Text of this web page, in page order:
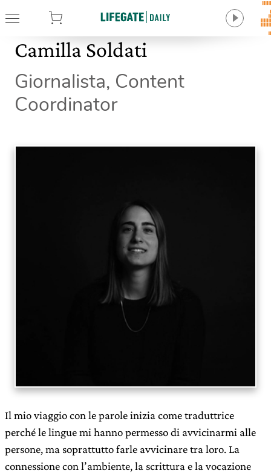
Camilla Soldati
Giornalista, Content
Coordinator
Il mio viaggio con le parole inizia come traduttrice
perché le lingue mi hanno permesso di avvicinarmi alle
persone, ma soprattutto farle avvicinare tra loro. La
connessione con l’ambiente, la scrittura e la vocazione